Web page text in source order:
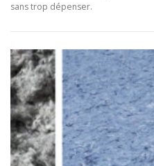
sans trop dépenser.